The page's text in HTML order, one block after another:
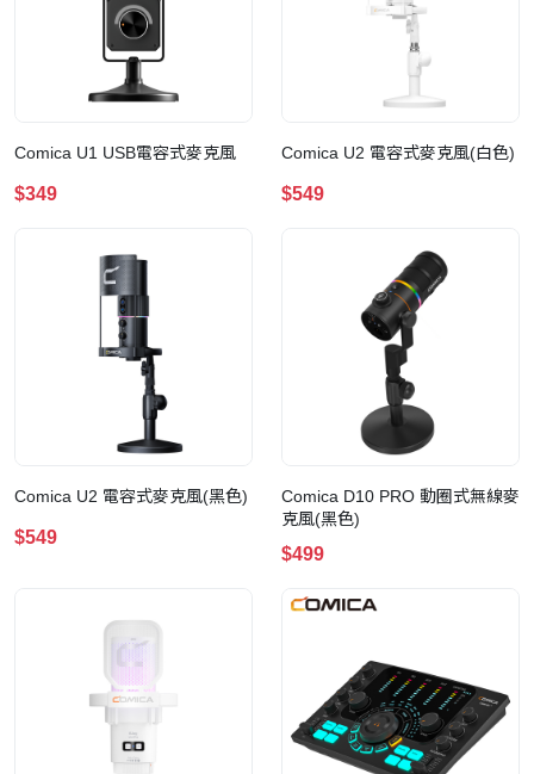
Comica U1 USB電容式麥克風
$349
Comica U2 電容式麥克風(白色)
$549
Comica U2 電容式麥克風(黑色)
$549
Comica D10 PRO 動圈式無線麥
克風(黑色)
$499